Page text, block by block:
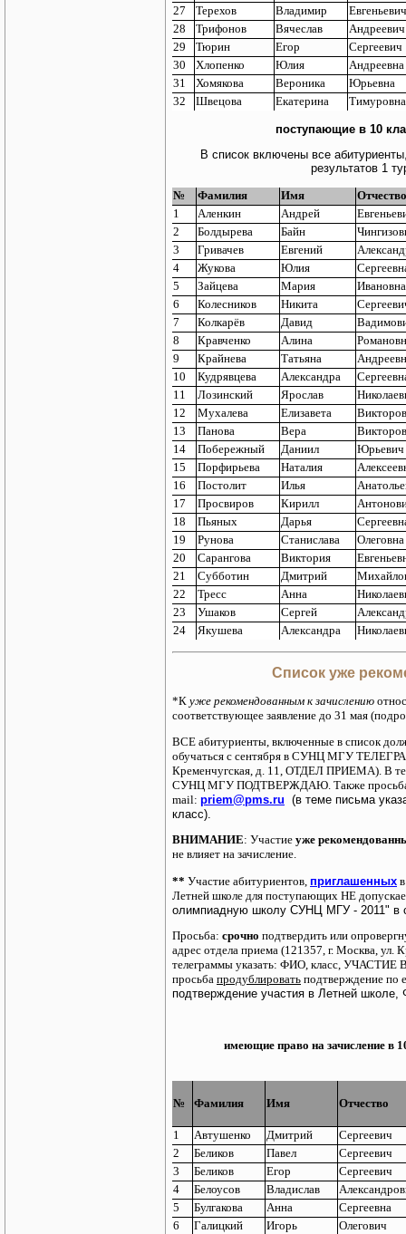
27
Терехов Владимир
Евгеньевич
28
Трифонов Вячеслав
Андреевич
29
Тюрин Егор
Сергеевич
30
Хлопенко Юлия
Андреевна
31
Хомякова Вероника
Юрьевна
32
Швецова Екатерина Тимуровна
поступающие в 10
В список включены все
результатов 1
№
Фамилия Имя
Отчество
1
Аленкин Андрей
2
Болдырева Байн
3
Гривачев Евгений
4
Жукова Юлия
5
Зайцева Мария
Ивановна
6
Колесников Никита
7
Колкарёв Давид
8
Кравченко Алина
9
Крайнева Татьяна
10
Кудрявцева Александра
11
Лозинский Ярослав
12
Мухалева Елизавета
13
Панова Вера
14
Побережный Даниил
Юрьевич
15
Порфирьева Наталия
16
Постолит Илья
17
Просвиров Кирилл
18
Пьяных Дарья
19
Рунова Станислава
Олеговна
20
Сарангова Виктория
21
Субботин Дмитрий
22
Тресс Анна
23
Ушаков Сергей
24
Якушева Александра
Список уже
*К уже рекомендованным к зачислению
соответствующее заявление до 31 мая
ВСЕ абитуриенты, включенные в список
обучаться с сентября в СУНЦ МГУ
Кременчугская, д. 11, ОТДЕЛ ПРИЕМА). В
СУНЦ МГУ ПОДТВЕРЖДАЮ. Также
mail: priem@pms.ru (в теме письма
класс).
ВНИМАНИЕ: Участие уже
не влияет на зачисление.
** Участие абитуриентов, приглашенных
Летней школе для поступающих НЕ
олимпиадную школу СУНЦ МГУ - 2011" в
Просьба: срочно подтвердить или
адрес отдела приема (121357, г. Москва,
телеграммы указать: ФИО, класс,
просьба продублировать подтверждение по
подтверждение участия в Летней
имеющие право на зачисление в
№ Фамилия Имя Отчество
1 Автушенко Дмитрий
Сергеевич
2
Беликов Павел
Сергеевич
3
Беликов Егор
Сергеевич
4
Белоусов Владислав
5
Булгакова Анна
Сергеевна
6
Галицкий Игорь Олегович